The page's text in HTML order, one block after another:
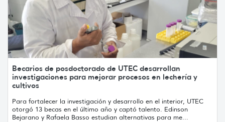
Becarios de posdoctorado de UTEC desarrollan
investigaciones para mejorar procesos en lechería y
cultivos
Para fortalecer la investigación y desarrollo en el interior, UTEC
otorgó 13 becas en el último año y captó talento. Edinson
Bejarano y Rafaela Basso estudian alternativas para me...